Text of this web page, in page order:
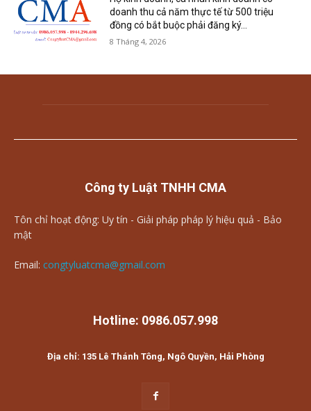
doanh thu cả năm thực tế từ 500 triệu
đồng có bắt buộc phải đăng ký...
8 Tháng 4, 2026
Công ty Luật TNHH CMA
Tôn chỉ hoạt động: Uy tín - Giải pháp pháp lý hiệu quả - Bảo
mật
Email: congtyluatcma@gmail.com
Hotline: 0986.057.998
Địa chỉ: 135 Lê Thánh Tông, Ngô Quyền, Hải Phòng